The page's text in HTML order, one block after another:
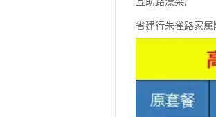
省建行朱雀路家属